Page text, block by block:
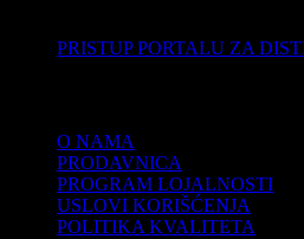
PRISTUP PORTALU ZA
O NAMA
PRODAVNICA
PROGRAM LOJALNOSTI
USLOVI KORIŠĆENJA
POLITIKA KVALITETA